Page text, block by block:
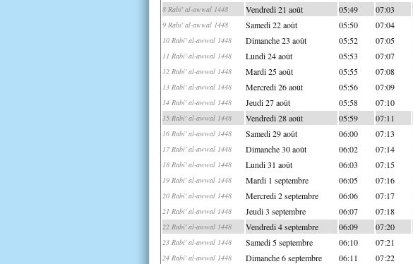
8 Rabi' al-awwal 1448 Vendredi 21 août 05:49 07:03
9 Rabi' al-awwal 1448 Samedi 22 août 05:50 07:04
10 Rabi' al-awwal 1448 Dimanche 23 août 05:52 07:05
11 Rabi' al-awwal 1448 Lundi 24 août 05:53 07:07
12 Rabi' al-awwal 1448 Mardi 25 août 05:55 07:08
13 Rabi' al-awwal 1448 Mercredi 26 août 05:56 07:09
14 Rabi' al-awwal 1448 Jeudi 27 août 05:58 07:10
15 Rabi' al-awwal 1448 Vendredi 28 août 05:59 07:11
16 Rabi' al-awwal 1448 Samedi 29 août 06:00 07:13
17 Rabi' al-awwal 1448 Dimanche 30 août 06:02 07:14
18 Rabi' al-awwal 1448 Lundi 31 août 06:03 07:15
19 Rabi' al-awwal 1448 Mardi 1 septembre 06:05 07:16
20 Rabi' al-awwal 1448 Mercredi 2 septembre 06:06 07:17
21 Rabi' al-awwal 1448 Jeudi 3 septembre 06:07 07:18
22 Rabi' al-awwal 1448 Vendredi 4 septembre 06:09 07:20
23 Rabi' al-awwal 1448 Samedi 5 septembre 06:10 07:21
24 Rabi' al-awwal 1448 Dimanche 6 septembre 06:11 07:22